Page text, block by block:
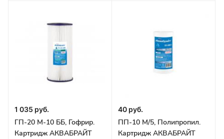
1 035 руб.
ГП-20 М-10 ББ, Гофрир.
Картридж АКВАБРАЙТ
40 руб.
ПП-10 М/5, Полипропил.
Картридж АКВАБРАЙТ